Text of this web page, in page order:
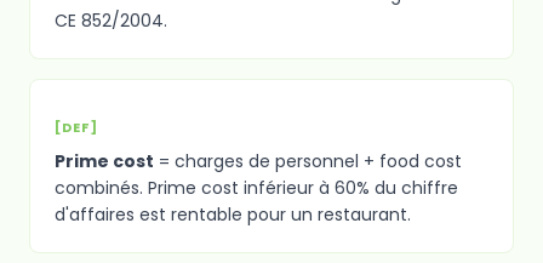
CE 852/2004.
[DEF]
Prime cost = charges de personnel + food cost
combinés. Prime cost inférieur à 60% du chiffre
d'affaires est rentable pour un restaurant.